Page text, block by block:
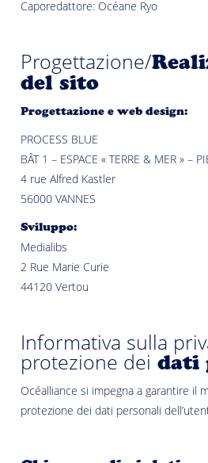
Caporedattore: Océane Ryo
Progettazione/
del sito
Progettazione e web design:
PROCESS BLUE
BÂT 1 – ESPACE « TERRE & MER » –
4 rue Alfred Kastler
56000 VANNES
Sviluppo:
Medialibs
2 Rue Marie Curie
44120 Vertou
Informativa sulla
protezione dei dati
Océalliance si impegna a garantire il
protezione dei dati personali